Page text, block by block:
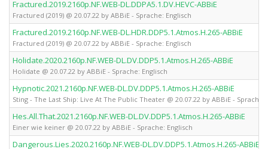
Fractured.2019.2160p.NF.WEB-DL.DDPA5.1.DV.HEVC-ABBiE
Fractured (2019) @ 20.07.22 by ABBiE - Sprache: Englisch
Fractured.2019.2160p.NF.WEB-DL.HDR.DDP5.1.Atmos.H.265-ABBiE
Fractured (2019) @ 20.07.22 by ABBiE - Sprache: Englisch
Holidate.2020.2160p.NF.WEB-DL.DV.DDP5.1.Atmos.H.265-ABBiE
Holidate @ 20.07.22 by ABBiE - Sprache: Englisch
Hypnotic.2021.2160p.NF.WEB-DL.DV.DDP5.1.Atmos.H.265-ABBiE
Sting - The Last Ship: Live At The Public Theater @ 20.07.22 by ABBiE - Sprache:
Hes.All.That.2021.2160p.NF.WEB-DL.DV.DDP5.1.Atmos.H.265-ABBiE
Einer wie keiner @ 20.07.22 by ABBiE - Sprache: Englisch
Dangerous.Lies.2020.2160p.NF.WEB-DL.DV.DDP5.1.Atmos.H.265-ABBiE